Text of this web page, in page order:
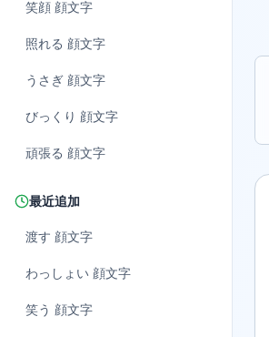
笑顔 顔文字
照れる 顔文字
うさぎ 顔文字
びっくり 顔文字
頑張る 顔文字
最近追加
渡す 顔文字
わっしょい 顔文字
笑う 顔文字